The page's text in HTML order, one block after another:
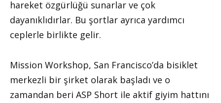
hareket özgürlüğü sunarlar ve çok
dayanıklıdırlar. Bu şortlar ayrıca yardımcı
ceplerle birlikte gelir.
Mission Workshop, San Francisco’da bisiklet
merkezli bir şirket olarak başladı ve o
zamandan beri ASP Short ile aktif giyim hattını